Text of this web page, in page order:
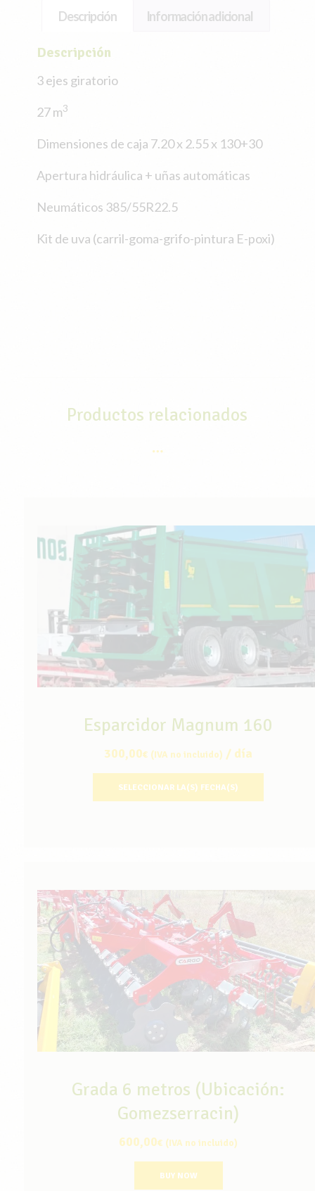
Descripción Información adicional
Descripción
3 ejes giratorio
27 m3
Dimensiones de caja 7.20 x 2.55 x 130+30
Apertura hidráulica + uñas automáticas
Neumáticos 385/55R22.5
Kit de uva (carril-goma-grifo-pintura E-poxi)
Productos relacionados
Esparcidor Magnum 160
300,00€ (IVA no incluido) / día
SELECCIONAR LA(S) FECHA(S)
Grada 6 metros (Ubicación:
Gomezserracin)
600,00€ (IVA no incluido)
BUY NOW